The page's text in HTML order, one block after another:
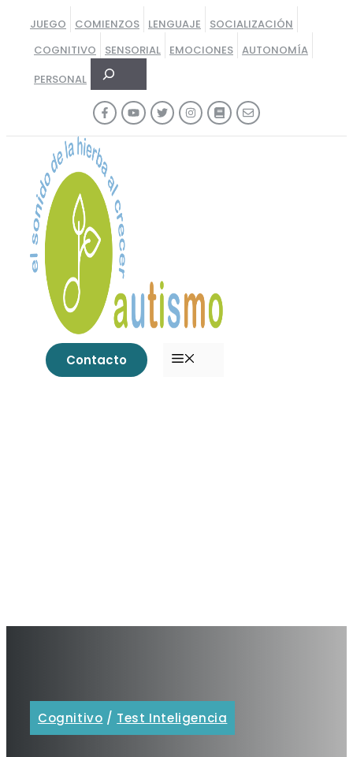
contenido
JUEGO COMIENZOS LENGUAJE
SOCIALIZACIÓN
COGNITIVO
SENSORIAL EMOCIONES AUTONOMÍA
PERSONAL
Buscar
Contacto
Cognitivo / Test Inteligencia